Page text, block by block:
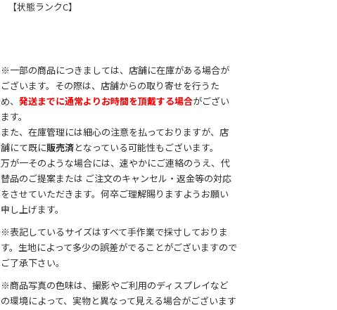
【状態ランクC】
※一部の商品につきましては、店舗に在庫がある場合が
ございます。その際は、店舗からの取り寄せを行うた
め、 発送までに通常よりお時間を頂戴する場合がござい
ます。
また、在庫管理には細心の注意を払っておりますが、店
舗にて既に販売済となっている可能性もございます。
万が一そのような場合には、速やかにご連絡のうえ、代
替品のご提案または ご注文のキャンセル・返金等の対応
をさせていただきます。何卒ご理解賜りますようお願い
申し上げます。
※表記しているサイズはすべて手作業で採寸しておりま
す。生地によって多少の誤差がでることがございますので
ご了承下さい。
※商品写真の色味は、撮影やご利用のディスプレイなど
の環境によって、実物と異なって見える場合がございます